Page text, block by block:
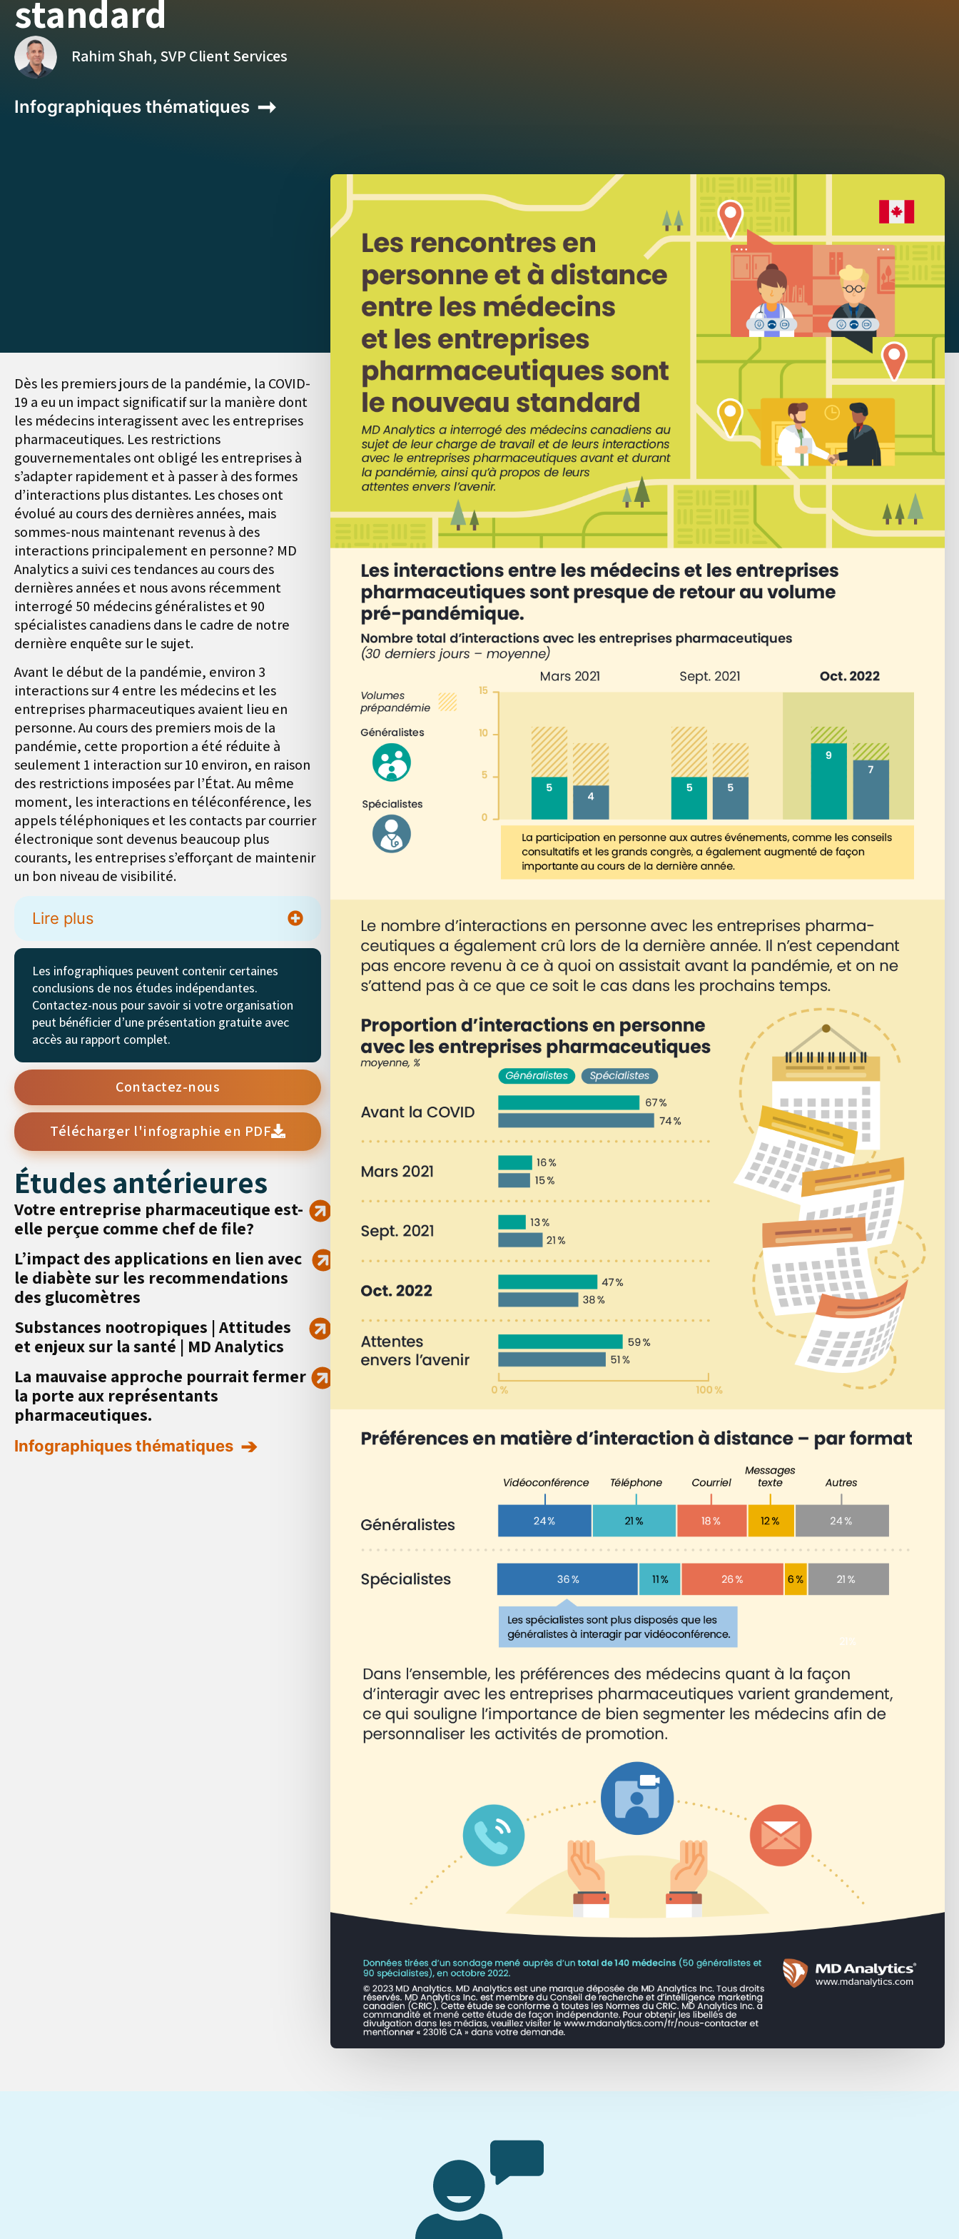
standard
Rahim Shah, SVP Client Services
Infographiques thématiques
Dès les premiers jours de la pandémie, la COVID-
19 a eu un impact significatif sur la manière dont
les médecins interagissent avec les entreprises
pharmaceutiques. Les restrictions
gouvernementales ont obligé les entreprises à
s’adapter rapidement et à passer à des formes
d’interactions plus distantes. Les choses ont
évolué au cours des dernières années, mais
sommes-nous maintenant revenus à des
interactions principalement en personne? MD
Analytics a suivi ces tendances au cours des
dernières années et nous avons récemment
interrogé 50 médecins généralistes et 90
spécialistes canadiens dans le cadre de notre
dernière enquête sur le sujet.
Avant le début de la pandémie, environ 3
interactions sur 4 entre les médecins et les
entreprises pharmaceutiques avaient lieu en
personne. Au cours des premiers mois de la
pandémie, cette proportion a été réduite à
seulement 1 interaction sur 10 environ, en raison
des restrictions imposées par l’État. Au même
moment, les interactions en téléconférence, les
appels téléphoniques et les contacts par courrier
électronique sont devenus beaucoup plus
courants, les entreprises s’efforçant de maintenir
un bon niveau de visibilité.
Lire plus
Les infographiques peuvent contenir certaines
conclusions de nos études indépendantes.
Contactez-nous pour savoir si votre organisation
peut bénéficier d’une présentation gratuite avec
accès au rapport complet.
Contactez-nous
Télécharger l'infographie en PDF
Études antérieures
Votre entreprise pharmaceutique est-
elle perçue comme chef de file?
L’impact des applications en lien avec
le diabète sur les recommendations
des glucomètres
Substances nootropiques | Attitudes
et enjeux sur la santé | MD Analytics
La mauvaise approche pourrait fermer
la porte aux représentants
pharmaceutiques.
Infographiques thématiques